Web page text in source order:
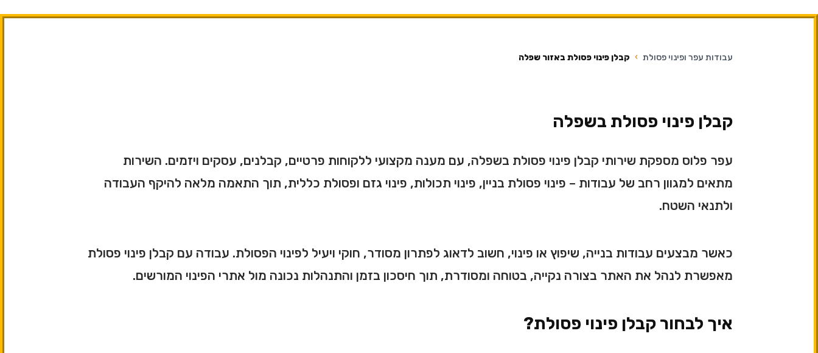
עבודות עפר ופינוי פסולת › קבלן פינוי פסולת באזור שפלה
קבלן פינוי פסולת בשפלה
עפר פלוס מספקת שירותי קבלן פינוי פסולת בשפלה, עם מענה מקצועי ללקוחות פרטיים, קבלנים, עסקים ויזמים. השירות
מתאים למגוון רחב של עבודות – פינוי פסולת בניין, פינוי תכולות, פינוי גזם ופסולת כללית, תוך התאמה מלאה להיקף העבודה
ולתנאי השטח.
כאשר מבצעים עבודות בנייה, שיפוץ או פינוי, חשוב לדאוג לפתרון מסודר, חוקי ויעיל לפינוי הפסולת. עבודה עם קבלן פינוי פסולת
מאפשרת לנהל את האתר בצורה נקייה, בטוחה ומסודרת, תוך חיסכון בזמן והתנהלות נכונה מול אתרי הפינוי המורשים.
איך לבחור קבלן פינוי פסולת?